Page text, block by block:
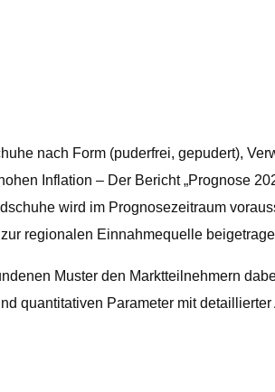
nach Form (puderfrei, gepudert),
Inflation – Der Bericht „Prognose
wird im Prognosezeitraum
regionalen Einnahmequelle
Muster den Marktteilnehmern
quantitativen Parameter mit